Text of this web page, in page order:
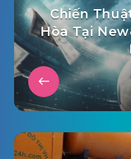
Chiến
Hòa Tại